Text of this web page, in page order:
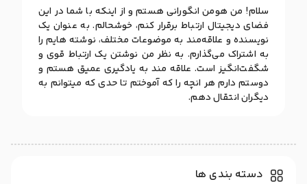
سلام! من هومن انگورانی هستم و از اینکه با شما در این
فضای دیجیتال ارتباط برقرار کنم، خوشحالم. به عنوان یک
نویسنده و علاقه‌مند به موضوعات مختلف، نوشته هایم را
به اشتراک می‌گذارم. به نظر من نوشتن یک ارتباط قوی و
شگفت‌انگیز است. علاقه مند به یادگیری عمیق هستم و
دوستم دارم هر انچه را که آموختم تا حدی که میتوانم به
دیگران انتقال دهم.
دسته بندی ها